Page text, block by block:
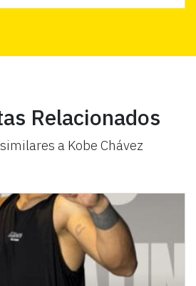
Relacionados
a Kobe Chávez